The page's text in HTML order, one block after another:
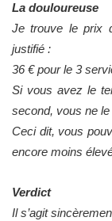
La douloureuse
Je trouve le prix
justifié :
36 € pour le 3
Si vous avez le
second, vous ne
Ceci dit, vous
encore moins
Verdict
Il s’agit